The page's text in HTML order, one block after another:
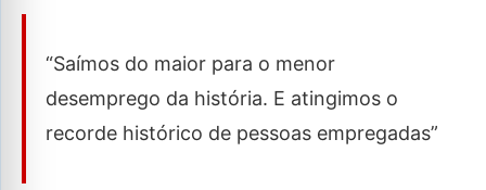
“Saímos do maior para o menor
desemprego da história. E atingimos o
recorde histórico de pessoas empregadas”